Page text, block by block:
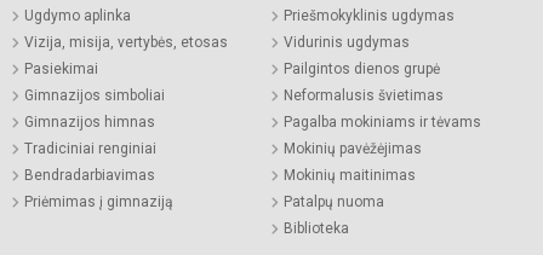
Ugdymo aplinka
Vizija, misija, vertybės, etosas
Pasiekimai
Gimnazijos simboliai
Gimnazijos himnas
Tradiciniai renginiai
Bendradarbiavimas
Priėmimas į gimnaziją
Priešmokyklinis ugdymas
Vidurinis ugdymas
Pailgintos dienos grupė
Neformalusis švietimas
Pagalba mokiniams ir tėvams
Mokinių pavėžėjimas
Mokinių maitinimas
Patalpų nuoma
Biblioteka